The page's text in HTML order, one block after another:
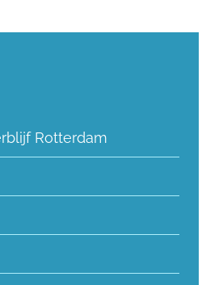
Rotterdam